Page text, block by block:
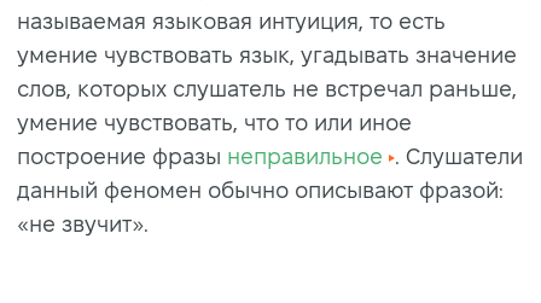
называемая языковая интуиция, то есть
умение чувствовать язык, угадывать значение
слов, которых слушатель не встречал раньше,
умение чувствовать, что то или иное
построение фразы неправильное
. Слушатели
данный феномен обычно описывают фразой:
«не звучит».